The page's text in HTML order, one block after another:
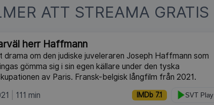
ATT STREAMA GRATIS
herr Haffmann
drama om den judiske juveleraren Joseph Haffmann som
gömma sig i sin egen källare under den tyska
av Paris. Fransk-belgisk långfilm från 2021.
111 min IMDb 7.1 SVT Play